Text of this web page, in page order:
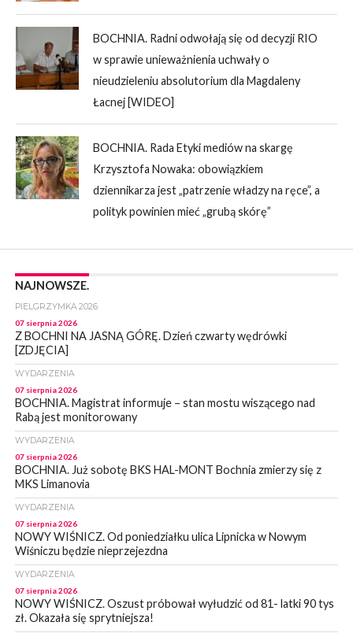
BOCHNIA. Radni odwołają się od decyzji RIO
w sprawie unieważnienia uchwały o
nieudzieleniu absolutorium dla Magdaleny
Łacnej [WIDEO]
BOCHNIA. Rada Etyki mediów na skargę
Krzysztofa Nowaka: obowiązkiem
dziennikarza jest „patrzenie władzy na ręce”, a
polityk powinien mieć „grubą skórę”
NAJNOWSZE.
PIELGRZYMKA 2026
07 sierpnia 2026
Z BOCHNI NA JASNĄ GÓRĘ. Dzień czwarty wędrówki
[ZDJĘCIA]
WYDARZENIA
07 sierpnia 2026
BOCHNIA. Magistrat informuje – stan mostu wiszącego nad
Rabą jest monitorowany
WYDARZENIA
07 sierpnia 2026
BOCHNIA. Już sobotę BKS HAL-MONT Bochnia zmierzy się z
MKS Limanovia
WYDARZENIA
07 sierpnia 2026
NOWY WIŚNICZ. Od poniedziałku ulica Lipnicka w Nowym
Wiśniczu będzie nieprzejezdna
WYDARZENIA
07 sierpnia 2026
NOWY WIŚNICZ. Oszust próbował wyłudzić od 81- latki 90 tys
zł. Okazała się sprytniejsza!